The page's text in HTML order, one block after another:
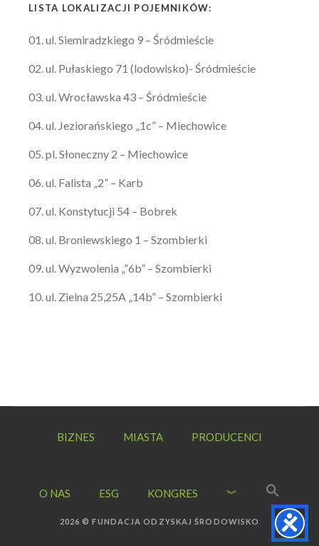
LISTA LOKALIZACJI POJEMNIKÓW:
ul. Siemiradzkiego 9 – Śródmieście
ul. Pułaskiego 71 (lodowisko)- Śródmieście
ul. Wrocławska 43 – Śródmieście
ul. Jeziorańskiego „1c” – Miechowice
pl. Słoneczny 2 – Miechowice
ul. Falista „2” – Karb
ul. Konstytucji 54 – Bobrek
ul. Broniewskiego 1 – Szombierki
ul. Wyzwolenia „”6b” – Szombierki
ul. Zielna 25,25A „14b” – Szombierki
BIZNES MIASTA PRODUCENCI
O NAS ESG KONGRES ︾
2026 © FUNDACJA ODZYSKAJ ŚRODOWISKO